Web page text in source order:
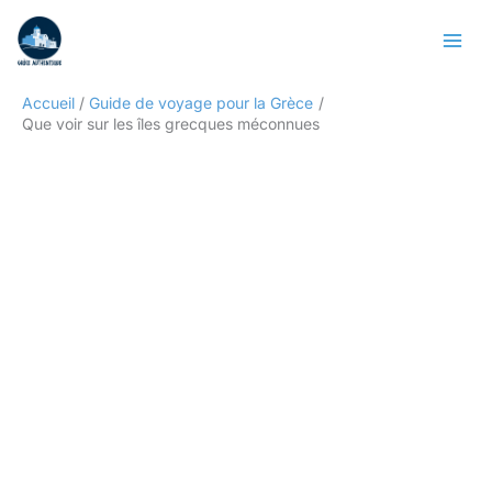
contenu
Accueil
Guide de voyage pour la Grèce
Que voir sur les îles grecques méconnues
Rechercher